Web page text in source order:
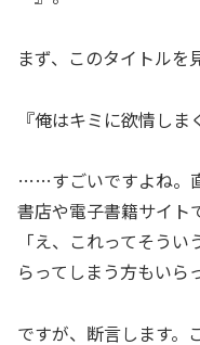
まず、このタイトルを
『俺はキミに欲情し
……すごいですよね。
書店や電子書籍サイト
「え、これってそう
らってしまう方もいら
ですが、断言します。